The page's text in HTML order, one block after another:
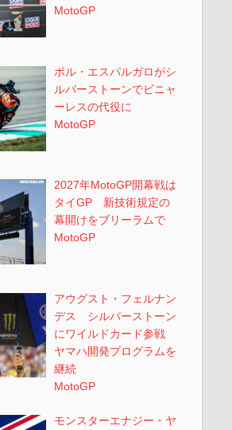
MotoGP
ポル・エスパルガロがシ
ルバーストーンでビニャ
ーレスの代役に
MotoGP
2027年MotoGP開幕戦は
タイGP 新技術規定の
幕開けをブリーラムで
MotoGP
アウグスト・フェルナン
デス シルバーストーン
にワイルドカード参戦
ヤマハ開発プログラムを
継続
MotoGP
モンスターエナジー・ヤ